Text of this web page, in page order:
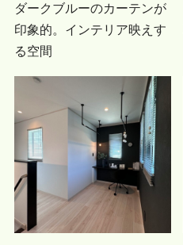
ダークブルーのカーテンが
印象的。インテリア映えす
る空間